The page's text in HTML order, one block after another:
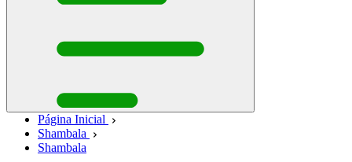
Página Inicial
Shambala
Shambala